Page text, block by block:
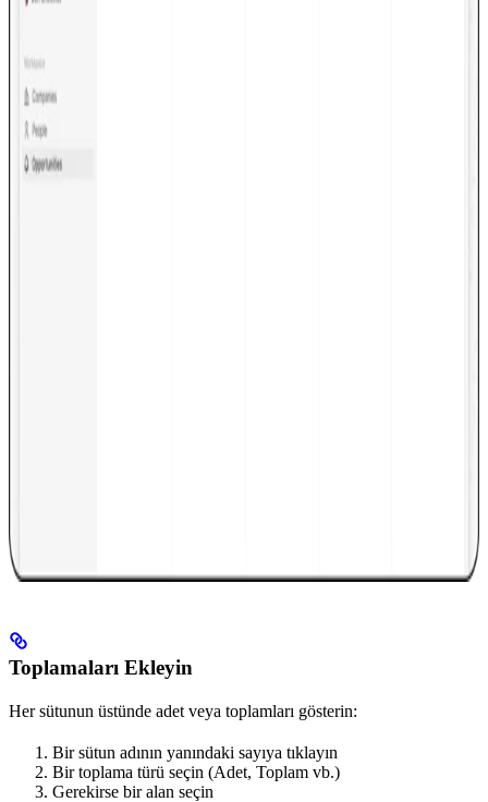
Toplamaları Ekleyin
Her sütunun üstünde adet veya toplamları gösterin:
Bir sütun adının yanındaki sayıya tıklayın
Bir toplama türü seçin (Adet, Toplam vb.)
Gerekirse bir alan seçin